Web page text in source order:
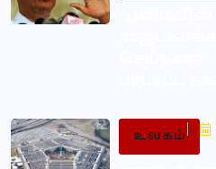
உலகம்